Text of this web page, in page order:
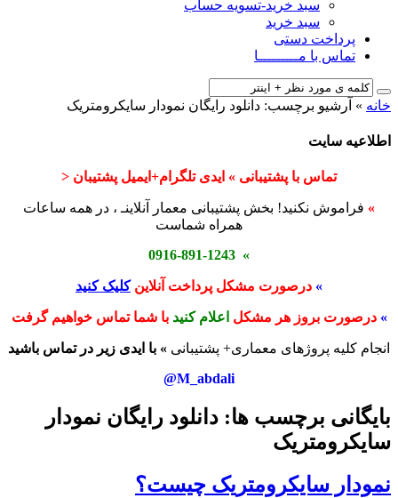
سبد خرید-تسویه حساب
سبد خرید
پرداخت دستی
تماس با مـــــــــا
خانه » آرشیو برچسب: دانلود رایگان نمودار سایکرومتریک
اطلاعیه سایت
تماس با پشتیبانی » ایدی تلگرام+ایمیل پشتیبان <
» فراموش نکنید! بخش پشتیبانی معمار آنلاینـ ، در همه ساعات
همراه شماست
» 0916-891-1243
» درصورت مشکل پرداخت آنلاینکلیک کنید
» درصورت بروز هر مشکل اعلام کنید با شما تماس خواهیم گرفت
انجام کلیه پروژهای معماری+ پشتیبانی » با ایدی زیر در تماس باشید
M_abdali@
بایگانی برچسب ها: دانلود رایگان نمودار
سایکرومتریک
نمودار سایکرومتریک چیست؟